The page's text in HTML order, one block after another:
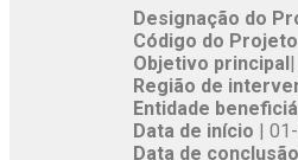
Designação do
Código do Projeto
Objetivo principal
Região de
Entidade
Data de início |
Data de conclusão